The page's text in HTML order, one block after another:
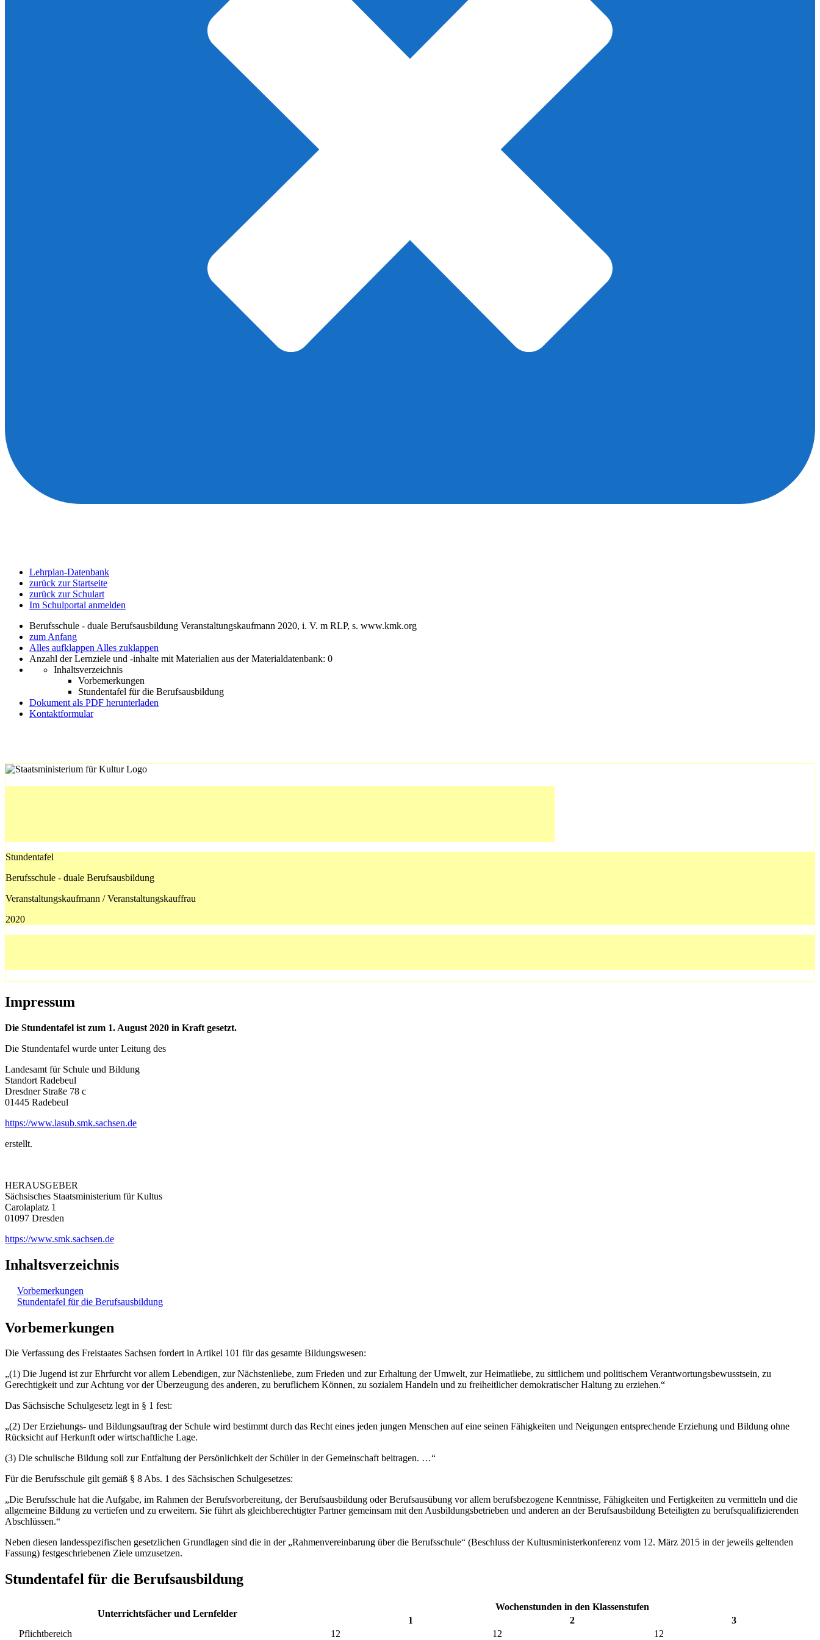
Lehrplan-Datenbank
zurück zur Startseite
zurück zur Schulart
Im Schulportal anmelden
Berufsschule - duale Berufsausbildung Veranstaltungskaufmann 2020, i. V. m RLP, s. www.kmk.org
zum Anfang
Alles aufklappen Alles zuklappen
Anzahl der Lernziele und -inhalte mit Materialien aus der Materialdatenbank: 0
Inhaltsverzeichnis
Vorbemerkungen
Stundentafel für die Berufsausbildung
Dokument als PDF herunterladen
Kontaktformular
Stundentafel
Berufsschule - duale Berufsausbildung
Veranstaltungskaufmann / Veranstaltungskauffrau
2020
Impressum
Die Stundentafel ist zum 1. August 2020 in Kraft gesetzt.
Die Stundentafel wurde unter Leitung des
Landesamt für Schule und Bildung
Standort Radebeul
Dresdner Straße 78 c
01445 Radebeul
https://www.lasub.smk.sachsen.de
erstellt.
HERAUSGEBER
Sächsisches Staatsministerium für Kultus
Carolaplatz 1
01097 Dresden
https://www.smk.sachsen.de
Inhaltsverzeichnis
Vorbemerkungen
Stundentafel für die Berufsausbildung
Vorbemerkungen
Die Verfassung des Freistaates Sachsen fordert in Artikel 101 für das gesamte Bildungswesen:
„(1) Die Jugend ist zur Ehrfurcht vor allem Lebendigen, zur Nächstenliebe, zum Frieden und zur Erhaltung der Umwelt, zur Heimatliebe, zu sittlichem und politischem Verantwortungsbewusstsein, zu
Gerechtigkeit und zur Achtung vor der Überzeugung des anderen, zu beruflichem Können, zu sozialem Handeln und zu freiheitlicher demokratischer Haltung zu erziehen.“
Das Sächsische Schulgesetz legt in § 1 fest:
„(2) Der Erziehungs- und Bildungsauftrag der Schule wird bestimmt durch das Recht eines jeden jungen Menschen auf eine seinen Fähigkeiten und Neigungen entsprechende Erziehung und Bildung ohne
Rücksicht auf Herkunft oder wirtschaftliche Lage.
(3) Die schulische Bildung soll zur Entfaltung der Persönlichkeit der Schüler in der Gemeinschaft beitragen. …“
Für die Berufsschule gilt gemäß § 8 Abs. 1 des Sächsischen Schulgesetzes:
„Die Berufsschule hat die Aufgabe, im Rahmen der Berufsvorbereitung, der Berufsausbildung oder Berufsausübung vor allem berufsbezogene Kenntnisse, Fähigkeiten und Fertigkeiten zu vermitteln und die
allgemeine Bildung zu vertiefen und zu erweitern. Sie führt als gleichberechtigter Partner gemeinsam mit den Ausbildungsbetrieben und anderen an der Berufsausbildung Beteiligten zu berufsqualifizierenden
Abschlüssen.“
Neben diesen landesspezifischen gesetzlichen Grundlagen sind die in der „Rahmenvereinbarung über die Berufsschule“ (Beschluss der Kultusministerkonferenz vom 12. März 2015 in der jeweils geltenden
Fassung) festgeschriebenen Ziele umzusetzen.
Stundentafel für die Berufsausbildung
Unterrichtsfächer und Lernfelder
Wochenstunden in den Klassenstufen
1
2
3
Pflichtbereich
12 12 12